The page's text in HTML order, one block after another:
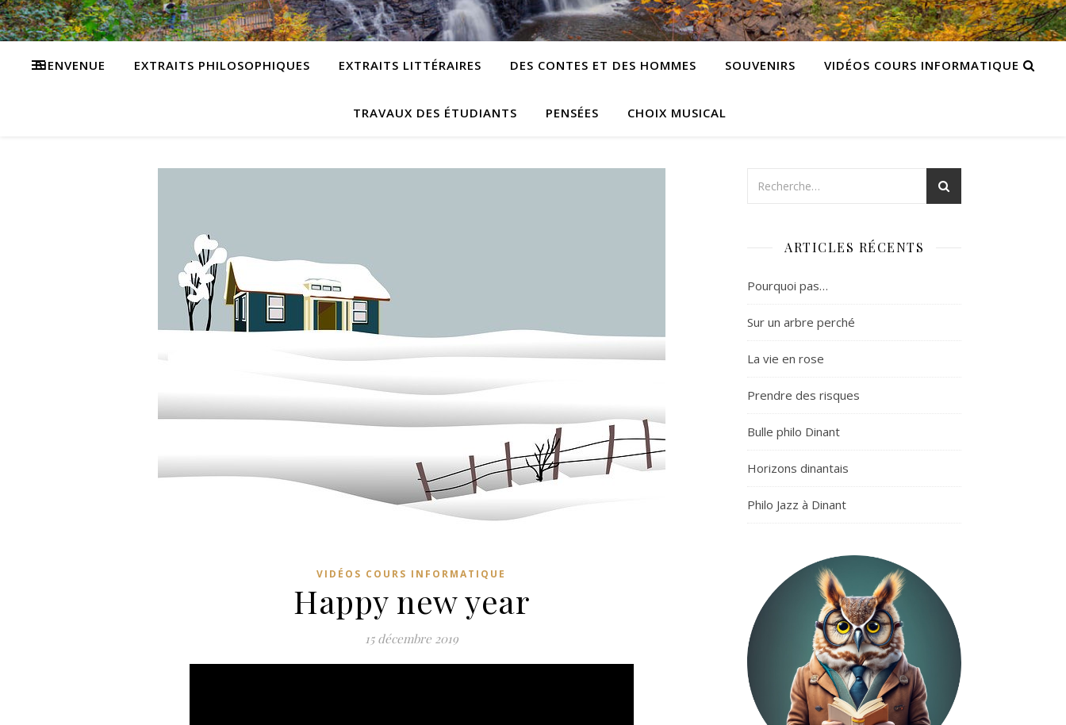
BIENVENUE EXTRAITS PHILOSOPHIQUES EXTRAITS LITTÉRAIRES DES CONTES ET DES HOMMES SOUVENIRS VIDÉOS COURS INFORMATIQUE
TRAVAUX DES ÉTUDIANTS PENSÉES CHOIX MUSICAL
VIDÉOS COURS INFORMATIQUE
Happy new year
15 décembre 2019
ARTICLES RÉCENTS
Pourquoi pas…
Sur un arbre perché
La vie en rose
Prendre des risques
Bulle philo Dinant
Horizons dinantais
Philo Jazz à Dinant